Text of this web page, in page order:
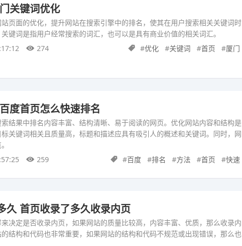
关键词优化
页面的优化，提升网站在搜索引擎中的排名，使其在用户搜索相关关键词时
键词是指用户经常搜索的词汇，也可以是具有商业价值的相关词汇。
274 #优化 #关键词 #首页 #厦门
度首页怎么快速排名
结果中排名内容丰富、结构清晰、易于阅读的网页。优化网站内容和结构是
关键词相关且质量高，标题和描述应具有吸引人的概述和关键词。同时，网
259 #百度 #排名 #方法 #首页 #快速
久 首页收录了多久收录内页
决定是否收录内页，如果网站的质量比较高，内容丰富、优质，那么收录内
结构和代码也非常重要，如果网站的结构和代码不规范或出现错误，那么也